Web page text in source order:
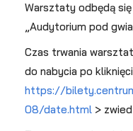
Warsztaty odbędą
„Audytorium pod
Czas trwania
do nabycia po
https://
08/date.html >